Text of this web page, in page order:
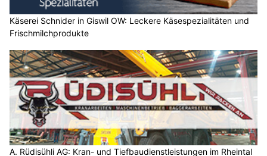
Käserei Schnider in Giswil OW: Leckere Käsespezialitäten und
Frischmilchprodukte
A. Rüdisühli AG: Kran- und Tiefbaudienstleistungen im Rheintal